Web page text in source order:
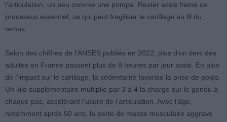
l’articulation, un peu comme une pompe. Rester assis freine ce
processus essentiel, ce qui peut fragiliser le cartilage au fil du
temps.
Selon des chiffres de l’ANSES publiés en 2022, plus d’un tiers des
adultes en France passent plus de 8 heures par jour assis. En plus
de l’impact sur le cartilage, la sédentarité favorise la prise de poids.
Un kilo supplémentaire multiplie par 3 à 4 la charge sur le genou à
chaque pas, accélérant l’usure de l’articulation. Avec l’âge,
notamment après 50 ans, la perte de masse musculaire aggrave